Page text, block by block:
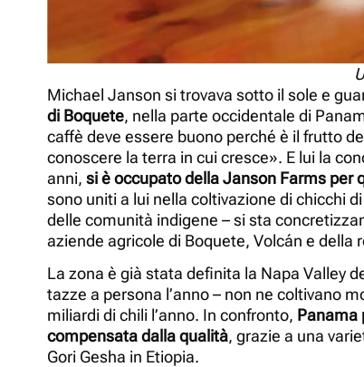
Michael Janson si trovava sotto il sole e
di Boquete, nella parte occidentale di
caffè deve essere buono perché è il frutto
conoscere la terra in cui cresce». E lui la
anni, si è occupato della Janson Farms per
sono uniti a lui nella coltivazione di chicchi
delle comunità indigene – si sta
aziende agricole di Boquete, Volcán e della
La zona è già stata definita la Napa Valley
tazze a persona l’anno – non ne coltivano
miliardi di chili l’anno. In confronto, Panama
compensata dalla qualità, grazie a una
Gori Gesha in Etiopia.